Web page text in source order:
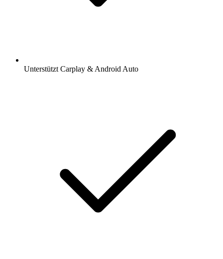
Unterstützt Carplay & Android Auto